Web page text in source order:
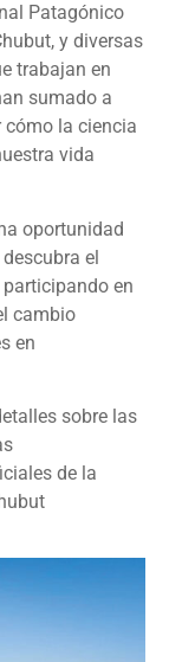
Patagónico
y diversas
trabajan en
sumado a
la ciencia
vida
oportunidad
el
en
cambio
en
sobre las
de la